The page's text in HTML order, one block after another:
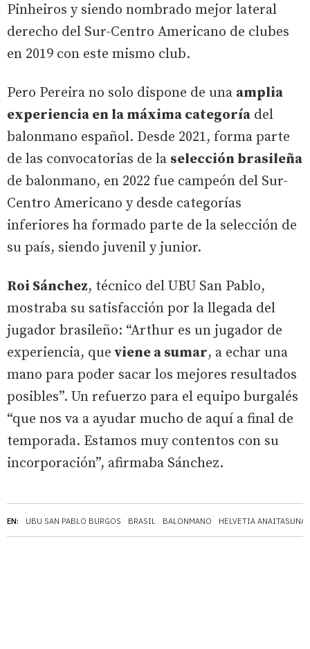
EN: UBU SAN PABLO BURGOS BRASIL BALONMANO HELVETIA ANAITASUNA
Pinheiros y siendo nombrado mejor lateral
derecho del Sur-Centro Americano de clubes
en 2019 con este mismo club.
Pero Pereira no solo dispone de una amplia
experiencia en la máxima categoría del
balonmano español. Desde 2021, forma parte
de las convocatorias de la selección brasileña
de balonmano, en 2022 fue campeón del Sur-
Centro Americano y desde categorías
inferiores ha formado parte de la selección de
su país, siendo juvenil y junior.
Roi Sánchez, técnico del UBU San Pablo,
mostraba su satisfacción por la llegada del
jugador brasileño: “Arthur es un jugador de
experiencia, que viene a sumar, a echar una
mano para poder sacar los mejores resultados
posibles”. Un refuerzo para el equipo burgalés
“que nos va a ayudar mucho de aquí a final de
temporada. Estamos muy contentos con su
incorporación”, afirmaba Sánchez.